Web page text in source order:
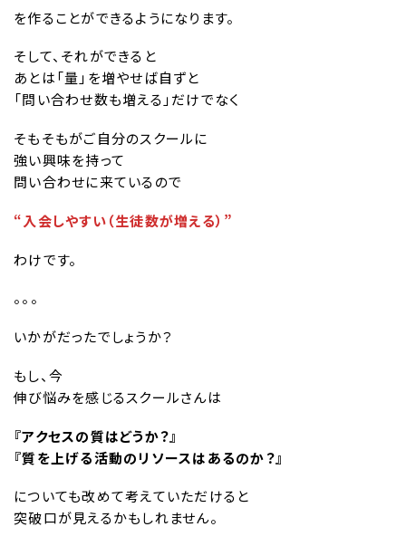
を作ることができるようになります。
そして、それができると
あとは「量」を増やせば自ずと
「問い合わせ数も増える」だけでなく
そもそもがご自分のスクールに
強い興味を持って
問い合わせに来ているので
“入会しやすい（生徒数が増える）”
わけです。
。。。
いかがだったでしょうか？
もし、今
伸び悩みを感じるスクールさんは
『アクセスの質はどうか？』
『質を上げる活動のリソースはあるのか？』
についても改めて考えていただけると
突破口が見えるかもしれません。